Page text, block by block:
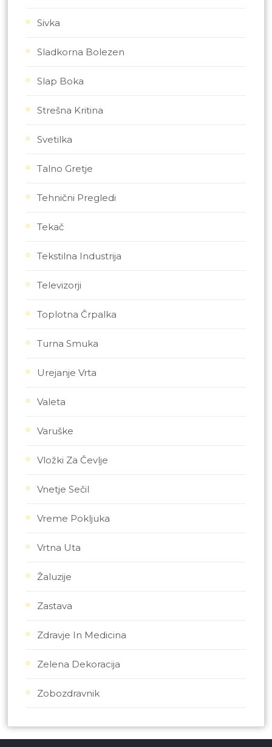
Sivka
Sladkorna Bolezen
Slap Boka
Strešna Kritina
Svetilka
Talno Gretje
Tehnični Pregledi
Tekač
Tekstilna Industrija
Televizorji
Toplotna Črpalka
Turna Smuka
Urejanje Vrta
Valeta
Varuške
Vložki Za Čevlje
Vnetje Sečil
Vreme Pokljuka
Vrtna Uta
Žaluzije
Zastava
Zdravje In Medicina
Zelena Dekoracija
Zobozdravnik